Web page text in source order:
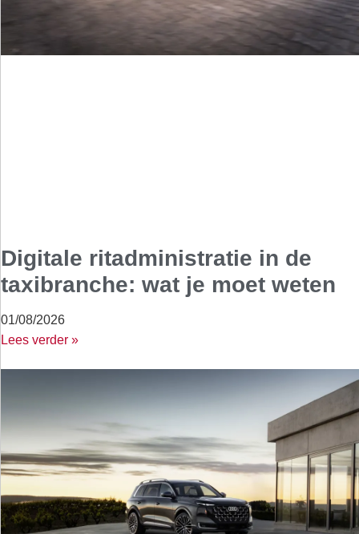
Digitale ritadministratie in de
taxibranche: wat je moet weten
01/08/2026
Lees verder »